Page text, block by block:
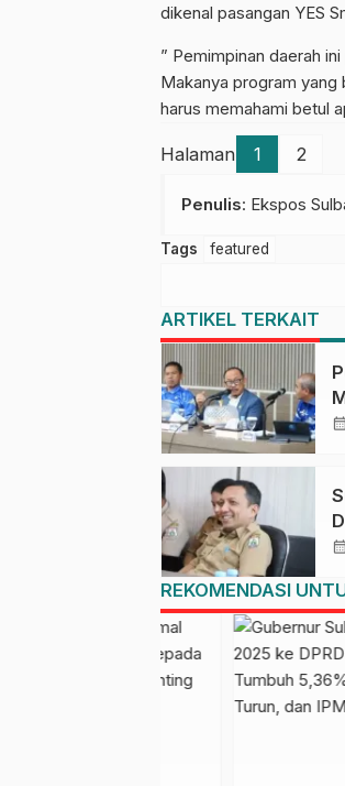
dikenal pasangan YES
” Pemimpinan daerah
Makanya program yang
harus memahami betul
Halaman 1 2
Penulis: Ekspos
Tags featured
ARTIKEL TERKAIT
calendar_month
calendar_month
REKOMENDASI